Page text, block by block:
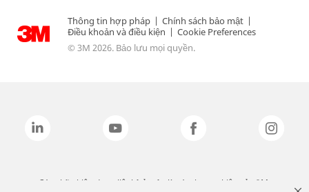
Thông tin hợp pháp | Chính sách bảo mật |
Điều khoản và điều kiện | Cookie Preferences
© 3M 2026. Bảo lưu mọi quyền.
Các nhãn hiệu được liệt kê ở trên là các thương hiệu của 3M.